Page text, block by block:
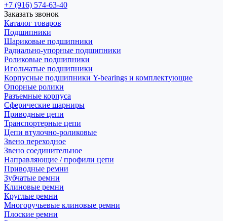
+7 (916) 574-63-40
Заказать звонок
Каталог товаров
Подшипники
Шариковые подшипники
Радиально-упорные подшипники
Роликовые подшипники
Игольчатые подшипники
Корпусные подшипники Y-bearings и комплектующие
Опорные ролики
Разъемные корпуса
Сферические шарниры
Приводные цепи
Транспортерные цепи
Цепи втулочно-роликовые
Звено переходное
Звено соединительное
Направляющие / профили цепи
Приводные ремни
Зубчатые ремни
Клиновые ремни
Круглые ремни
Многоручьевые клиновые ремни
Плоские ремни